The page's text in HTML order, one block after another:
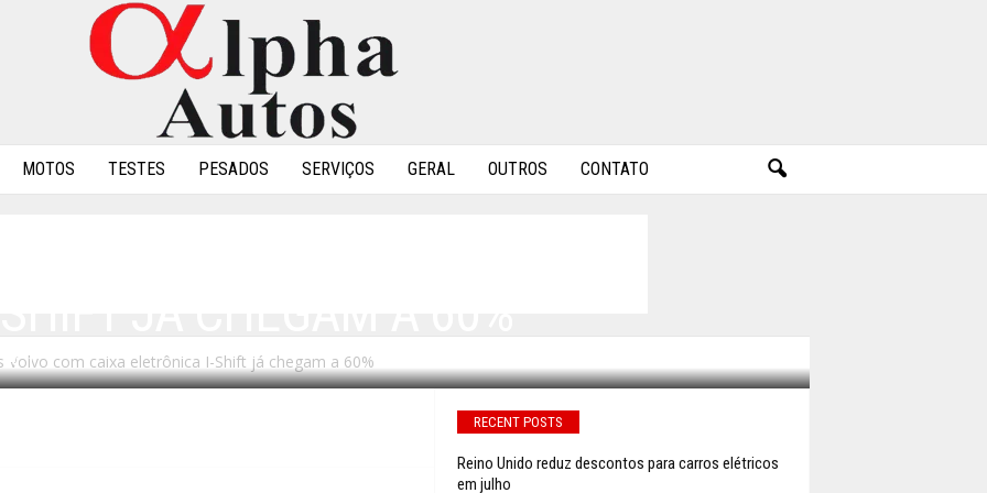
MOTOS TESTES PESADOS SERVIÇOS GERAL OUTROS CONTATO
Volvo com caixa eletrônica I-Shift já chegam a 60%
1
RECENT POSTS
Reino Unido reduz descontos para carros elétricos
em julho